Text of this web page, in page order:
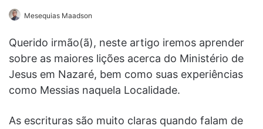
Mesequias Maadson
Querido irmão(ã), neste artigo iremos aprender
sobre as maiores lições acerca do Ministério de
Jesus em Nazaré, bem como suas experiências
como Messias naquela Localidade.
As escrituras são muito claras quando falam de